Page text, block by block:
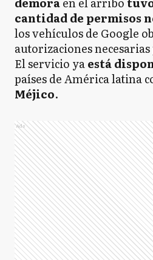
cantidad de permisos
los vehículos de Google
autorizaciones
El servicio yaestá
países de América latina
Méjico.
Ads